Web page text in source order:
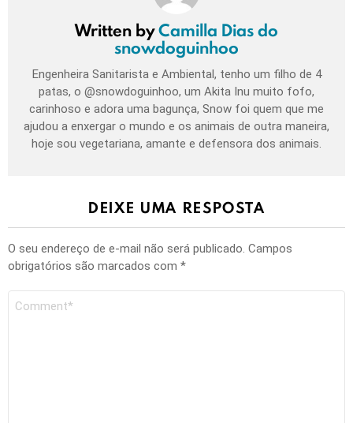
Written byCamilla Dias do
snowdoguinhoo
Engenheira Sanitarista e Ambiental, tenho um filho de 4
patas, o @snowdoguinhoo, um Akita Inu muito fofo,
carinhoso e adora uma bagunça, Snow foi quem que me
ajudou a enxergar o mundo e os animais de outra maneira,
hoje sou vegetariana, amante e defensora dos animais.
DEIXE UMA RESPOSTA
O seu endereço de e-mail não será publicado. Campos
obrigatórios são marcados com *